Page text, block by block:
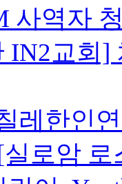
사역자
IN2교회]
레한인
로암 로